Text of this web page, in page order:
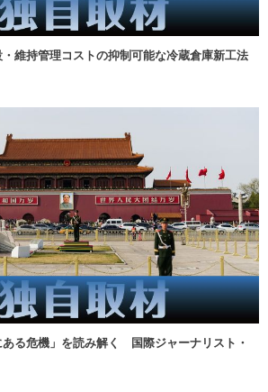
・維持管理コストの抑制可能な冷蔵倉庫新工法
ある危機」を読み解く 国際ジャーナリスト・